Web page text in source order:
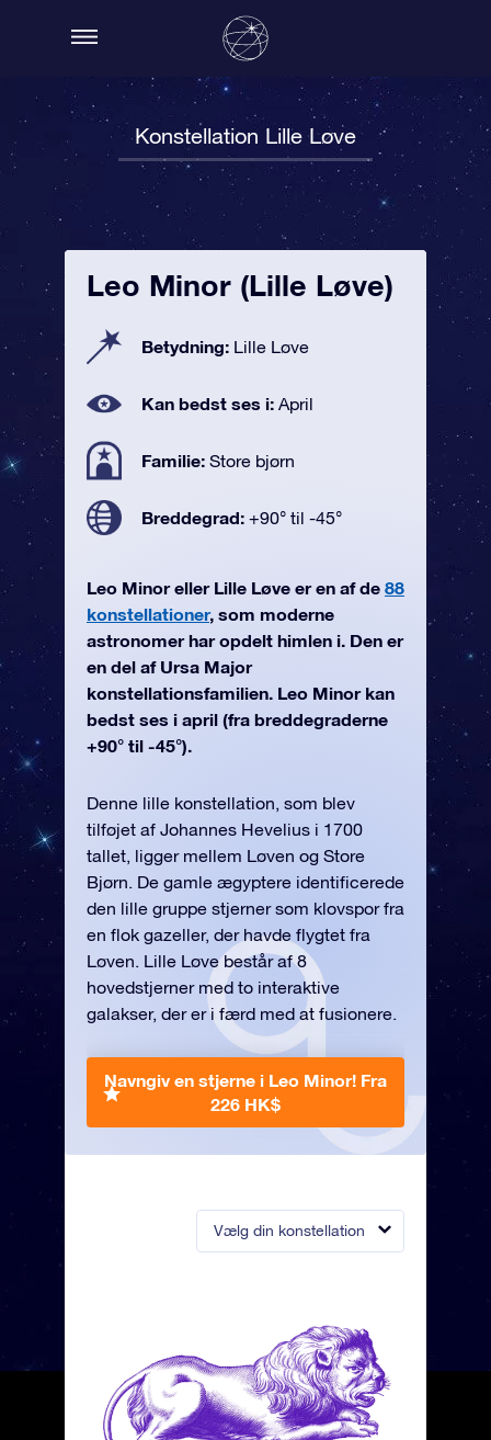
Konstellation Lille Løve
Vælg din konstellation
Leo Minor (Lille Løve)
Betydning: Lille Løve
Kan bedst ses i: April
Familie: Store bjørn
Breddegrad: +90° til -45°
Leo Minor eller Lille Løve er en af de 88
konstellationer, som moderne
astronomer har opdelt himlen i. Den er
en del af Ursa Major
konstellationsfamilien. Leo Minor kan
bedst ses i april (fra breddegraderne
+90° til -45°).
Denne lille konstellation, som blev
tilføjet af Johannes Hevelius i 1700
tallet, ligger mellem Løven og Store
Bjørn. De gamle ægyptere identificerede
den lille gruppe stjerner som klovspor fra
en flok gazeller, der havde flygtet fra
Løven. Lille Løve består af 8
hovedstjerner med to interaktive
galakser, der er i færd med at fusionere.
Navngiv en stjerne i Leo Minor! Fra
226 HK$